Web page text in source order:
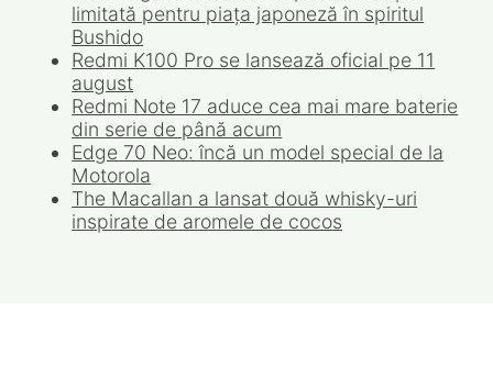
limitată pentru piața japoneză în spiritul
Bushido
Redmi K100 Pro se lansează oficial pe 11
august
Redmi Note 17 aduce cea mai mare baterie
din serie de până acum
Edge 70 Neo: încă un model special de la
Motorola
The Macallan a lansat două whisky-uri
inspirate de aromele de cocos